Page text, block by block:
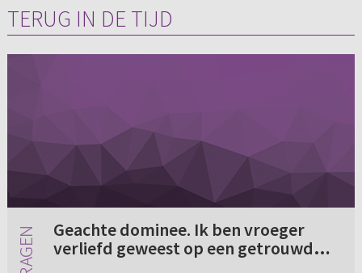
TERUG IN DE TIJD
Geachte dominee. Ik ben vroeger
verliefd geweest op een getrouwde